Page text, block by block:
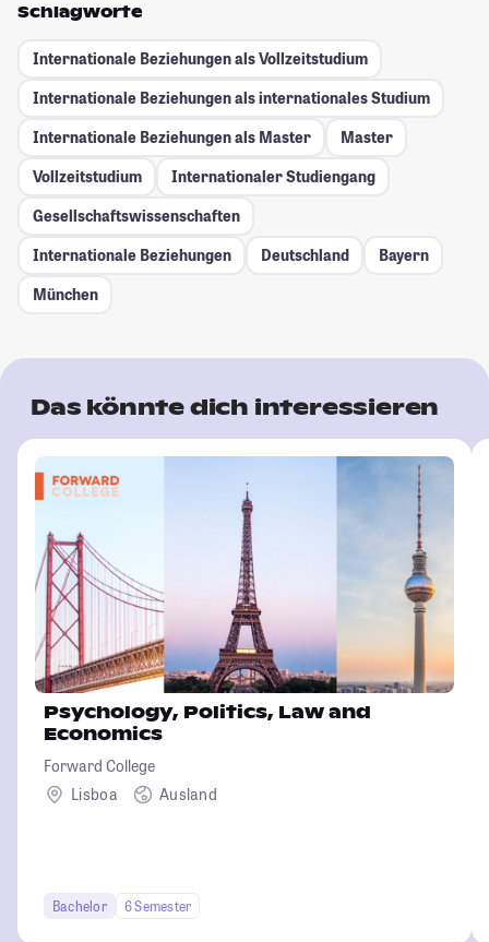
Schlagworte
Internationale Beziehungen als Vollzeitstudium
Internationale Beziehungen als internationales Studium
Internationale Beziehungen als Master
Master
Vollzeitstudium
Internationaler Studiengang
Gesellschafts­wissenschaften
Internationale Beziehungen
Deutschland
Bayern
München
Das könnte dich interessieren
Psychology, Politics, Law and
Economics
Forward College
Lisboa
Ausland
Bachelor 6 Semester